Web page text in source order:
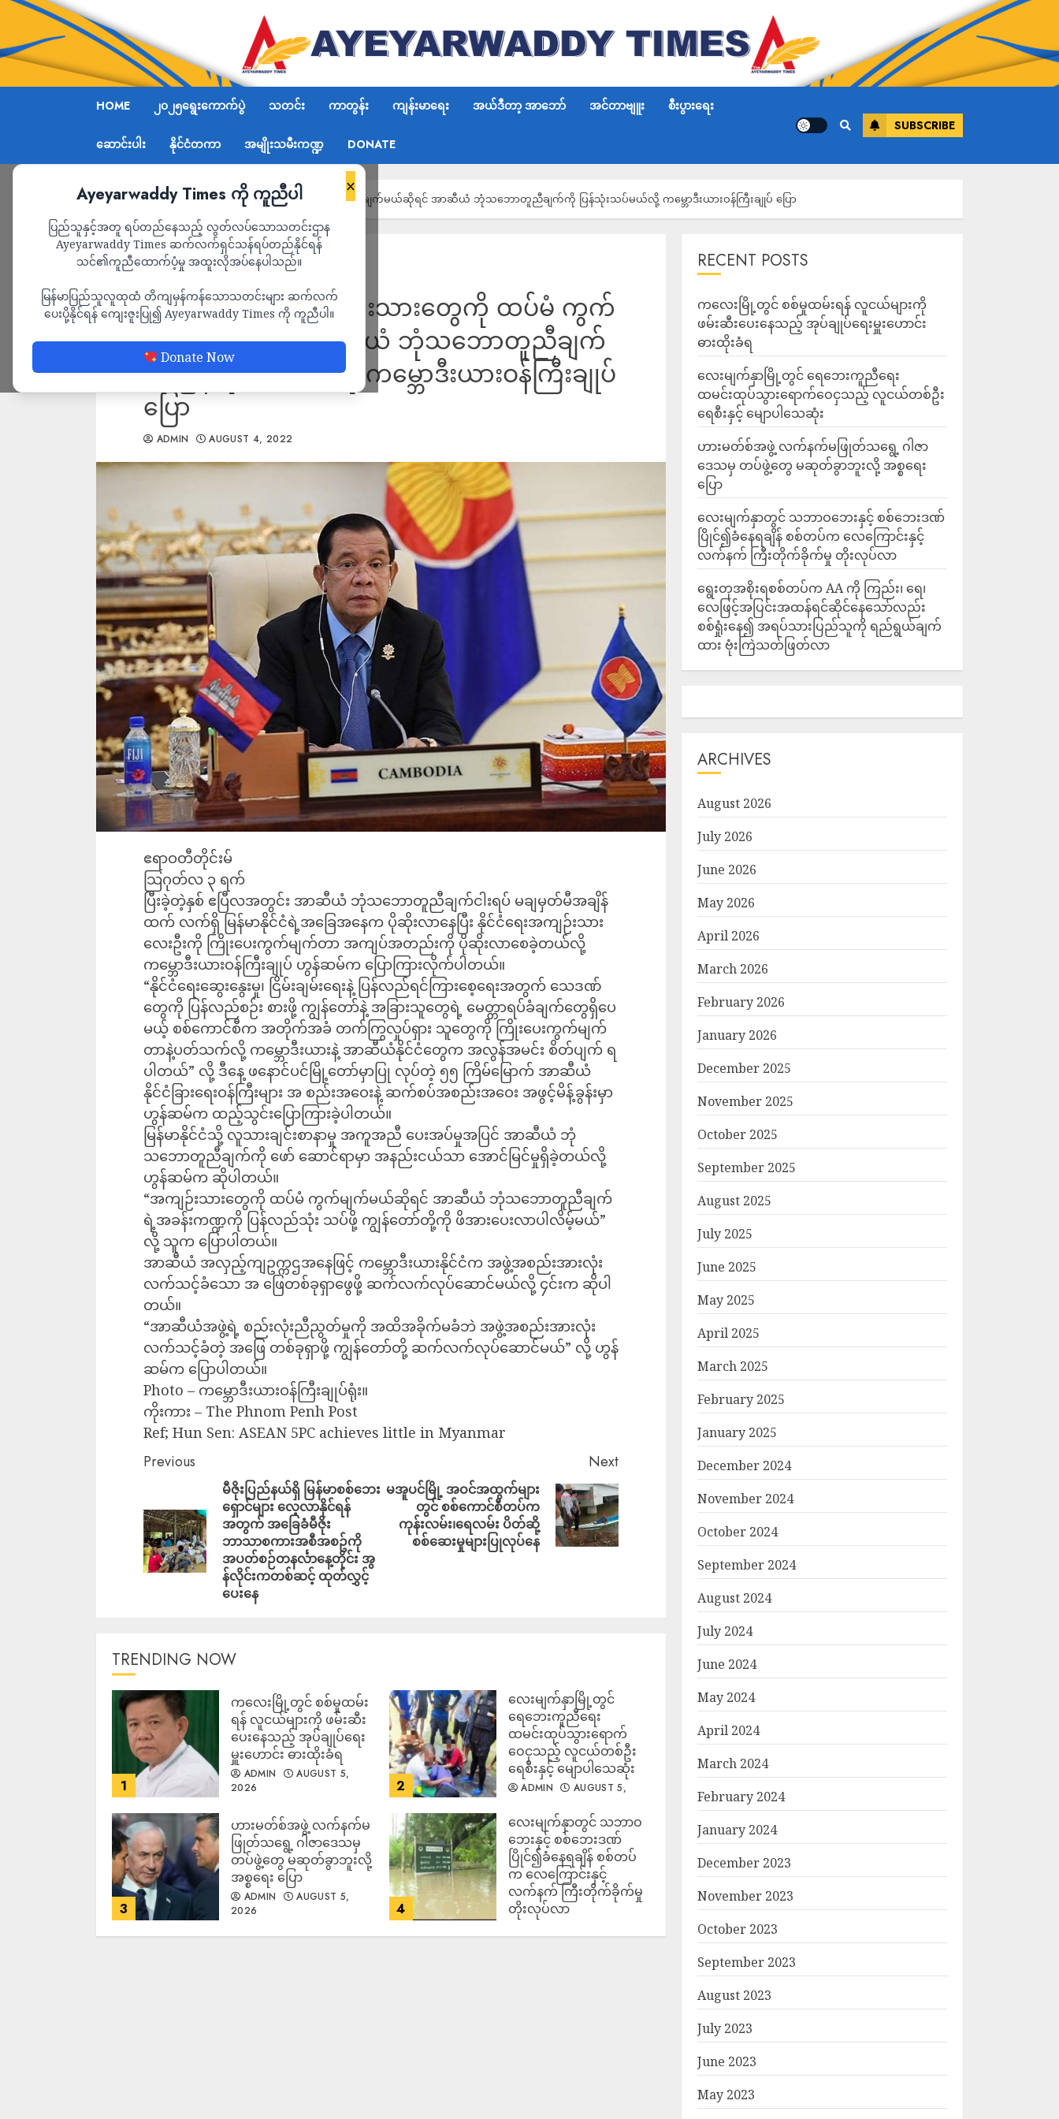
HOME ၂၀၂၅ရွေးကောက်ပွဲ သတင်း ကာတွန်း ကျန်းမာရေး အယ်ဒီတာ့ အာဘော် အင်တာဗျူး စီးပွားရေး
ဆောင်းပါး နိုင်ငံတကာ အမျိုးသမီးကဏ္ဍ DONATE
SUBSCRIBE
×
Ayeyarwaddy Times ကို ကူညီပါ
ပြည်သူနှင့်အတူ ရပ်တည်နေသည့် လွတ်လပ်သောသတင်းဌာန
Ayeyarwaddy Times ဆက်လက်ရှင်သန်ရပ်တည်နိုင်ရန်
သင်၏ကူညီထောက်ပံ့မှု အထူးလိုအပ်နေပါသည်။
မြန်မာပြည်သူလူထုထံ တိကျမှန်ကန်သောသတင်းများ ဆက်လက်
ပေးပို့နိုင်ရန် ကျေးဇူးပြု၍ Ayeyarwaddy Times ကို ကူညီပါ။
Donate Now
Home စစ်ကောင်စီက အကျဉ်းသားတွေကို ထပ်မံ ကွက်မျက်မယ်ဆိုရင် အာဆီယံ ဘုံသဘောတူညီချက်ကို ပြန်သုံးသပ်မယ်လို့ ကမ္ဘောဒီးယားဝန်ကြီးချုပ် ပြော
သတင်း
စစ်ကောင်စီက အကျဉ်းသားတွေကို ထပ်မံ ကွက်
မျက်မယ်ဆိုရင် အာဆီယံ ဘုံသဘောတူညီချက်
ကို ပြန်သုံးသပ်မယ်လို့ ကမ္ဘောဒီးယားဝန်ကြီးချုပ်
ပြော
ADMIN AUGUST 4, 2022
ဧရာဝတီတိုင်းမ်
သြဂုတ်လ ၃ ရက်
ပြီးခဲ့တဲ့နှစ် ဧပြီလအတွင်း အာဆီယံ ဘုံသဘောတူညီချက်ငါးရပ် မချမှတ်မီအချိန်
ထက် လက်ရှိ မြန်မာနိုင်ငံရဲ့အခြေအနေက ပိုဆိုးလာနေပြီး နိုင်ငံရေးအကျဉ်းသား
လေးဦးကို ကြိုးပေးကွက်မျက်တာ အကျပ်အတည်းကို ပိုဆိုးလာစေခဲ့တယ်လို့
ကမ္ဘောဒီးယားဝန်ကြီးချုပ် ဟွန်ဆမ်က ပြောကြားလိုက်ပါတယ်။
“နိုင်ငံရေးဆွေးနွေးမှု၊ ငြိမ်းချမ်းရေးနဲ့ ပြန်လည်ရင်ကြားစေ့ရေးအတွက် သေဒဏ်
တွေကို ပြန်လည်စဉ်း စားဖို့ ကျွန်တော်နဲ့ အခြားသူတွေရဲ့ မေတ္တာရပ်ခံချက်တွေရှိပေ
မယ့် စစ်ကောင်စီက အတိုက်အခံ တက်ကြွလှုပ်ရှား သူတွေကို ကြိုးပေးကွက်မျက်
တာနဲ့ပတ်သက်လို့ ကမ္ဘောဒီးယားနဲ့ အာဆီယံနိုင်ငံတွေက အလွန်အမင်း စိတ်ပျက် ရ
ပါတယ်” လို့ ဒီနေ့ ဖနောင်ပင်မြို့တော်မှာပြု လုပ်တဲ့ ၅၅ ကြိမ်မြောက် အာဆီယံ
နိုင်ငံခြားရေးဝန်ကြီးများ အ စည်းအဝေးနဲ့ ဆက်စပ်အစည်းအဝေး အဖွင့်မိန့်ခွန်းမှာ
ဟွန်ဆမ်က ထည့်သွင်းပြောကြားခဲ့ပါတယ်။
မြန်မာနိုင်ငံသို့ လူသားချင်းစာနာမှု အကူအညီ ပေးအပ်မှုအပြင် အာဆီယံ ဘုံ
သဘောတူညီချက်ကို ဖော် ဆောင်ရာမှာ အနည်းငယ်သာ အောင်မြင်မှုရှိခဲ့တယ်လို့
ဟွန်ဆမ်က ဆိုပါတယ်။
“အကျဉ်းသားတွေကို ထပ်မံ ကွက်မျက်မယ်ဆိုရင် အာဆီယံ ဘုံသဘောတူညီချက်
ရဲ့အခန်းကဏ္ဍကို ပြန်လည်သုံး သပ်ဖို့ ကျွန်တော်တို့ကို ဖိအားပေးလာပါလိမ့်မယ်”
လို့ သူက ပြောပါတယ်။
အာဆီယံ အလှည့်ကျဥက္ကဌအနေဖြင့် ကမ္ဘောဒီးယားနိုင်ငံက အဖွဲ့အစည်းအားလုံး
လက်သင့်ခံသော အ ဖြေတစ်ခုရှာဖွေဖို့ ဆက်လက်လုပ်ဆောင်မယ်လို့ ၄င်းက ဆိုပါ
တယ်။
“အာဆီယံအဖွဲ့ရဲ့ စည်းလုံးညီညွတ်မှုကို အထိအခိုက်မခံဘဲ အဖွဲ့အစည်းအားလုံး
လက်သင့်ခံတဲ့ အဖြေ တစ်ခုရှာဖို့ ကျွန်တော်တို့ ဆက်လက်လုပ်ဆောင်မယ်” လို့ ဟွန်
ဆမ်က ပြောပါတယ်။
Photo – ကမ္ဘောဒီးယားဝန်ကြီးချုပ်ရုံး။
ကိုးကား – The Phnom Penh Post
Ref; Hun Sen: ASEAN 5PC achieves little in Myanmar
Previous
မီဇိုးပြည်နယ်ရှိ မြန်မာစစ်ဘေး
ရှောင်များ လေ့လာနိုင်ရန်
အတွက် အခြေခံမီဇိုး
ဘာသာစကားအစီအစဥ်ကို
အပတ်စဉ်တနင်္လာနေ့တိုင်း အွ
န်လိုင်းကတစ်ဆင့် ထုတ်လွှင့်
ပေးနေ
Next
မအူပင်မြို့ အဝင်အထွက်များ
တွင် စစ်ကောင်စီတပ်က
ကုန်းလမ်း၊ရေလမ်း ပိတ်​ဆို့
စစ်ဆေးမှုများပြုလုပ်နေ
TRENDING NOW
1
ကလေးမြို့တွင် စစ်မှုထမ်း
ရန် လူငယ်များကို ဖမ်းဆီး
ပေးနေသည့် အုပ်ချုပ်ရေး
မှူးဟောင်း ဓားထိုးခံရ
ADMIN
AUGUST 5,
2026
2
လေးမျက်နှာမြို့တွင်
ရေဘေးကူညီရေး
ထမင်းထုပ်သွားရောက်
ဝေငှသည့် လူငယ်တစ်ဦး
ရေစီးနှင့် မျောပါသေဆုံး
ADMIN
AUGUST 5,
3
ဟားမတ်စ်အဖွဲ့ လက်နက်မ
ဖြုတ်သရွေ့ ဂါဇာဒေသမှ
တပ်ဖွဲ့တွေ မဆုတ်ခွာဘူးလို့
အစ္စရေး ပြော
ADMIN
AUGUST 5,
2026
4
‎လေးမျက်နှာတွင် သဘာဝ
ဘေးနှင့် စစ်ဘေးဒဏ်
ပြိုင်၍ခံနေရချိန် စစ်တပ်
က လေကြောင်းနှင့်
လက်နက် ကြီးတိုက်ခိုက်မှု
တိုးလုပ်လာ
RECENT POSTS
ကလေးမြို့တွင် စစ်မှုထမ်းရန် လူငယ်များကို
ဖမ်းဆီးပေးနေသည့် အုပ်ချုပ်ရေးမှူးဟောင်း
ဓားထိုးခံရ
လေးမျက်နှာမြို့တွင် ရေဘေးကူညီရေး
ထမင်းထုပ်သွားရောက်ဝေငှသည့် လူငယ်တစ်ဦး
ရေစီးနှင့် မျောပါသေဆုံး
ဟားမတ်စ်အဖွဲ့ လက်နက်မဖြုတ်သရွေ့ ဂါဇာ
ဒေသမှ တပ်ဖွဲ့တွေ မဆုတ်ခွာဘူးလို့ အစ္စရေး
ပြော
‎လေးမျက်နှာတွင် သဘာဝဘေးနှင့် စစ်ဘေးဒဏ်
ပြိုင်၍ခံနေရချိန် စစ်တပ်က လေကြောင်းနှင့်
လက်နက် ကြီးတိုက်ခိုက်မှု တိုးလုပ်လာ
ရွေးတုအစိုးရစစ်တပ်က AA ကို ကြည်း၊ ရေ၊
လေဖြင့်အပြင်းအထန်ရင်ဆိုင်နေသော်လည်း
စစ်ရှုံးနေ၍ အရပ်သားပြည်သူကို ရည်ရွယ်ချက်
ထား ဗုံးကြဲသတ်ဖြတ်လာ
ARCHIVES
August 2026
July 2026
June 2026
May 2026
April 2026
March 2026
February 2026
January 2026
December 2025
November 2025
October 2025
September 2025
August 2025
July 2025
June 2025
May 2025
April 2025
March 2025
February 2025
January 2025
December 2024
November 2024
October 2024
September 2024
August 2024
July 2024
June 2024
May 2024
April 2024
March 2024
February 2024
January 2024
December 2023
November 2023
October 2023
September 2023
August 2023
July 2023
June 2023
May 2023